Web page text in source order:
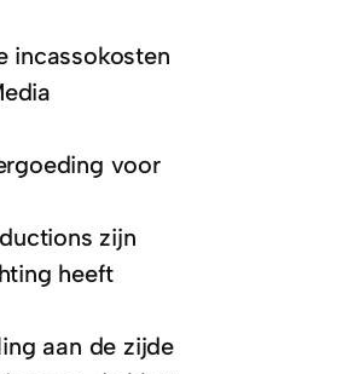
incassokosten
voor
zijn
heeft
aan de zijde